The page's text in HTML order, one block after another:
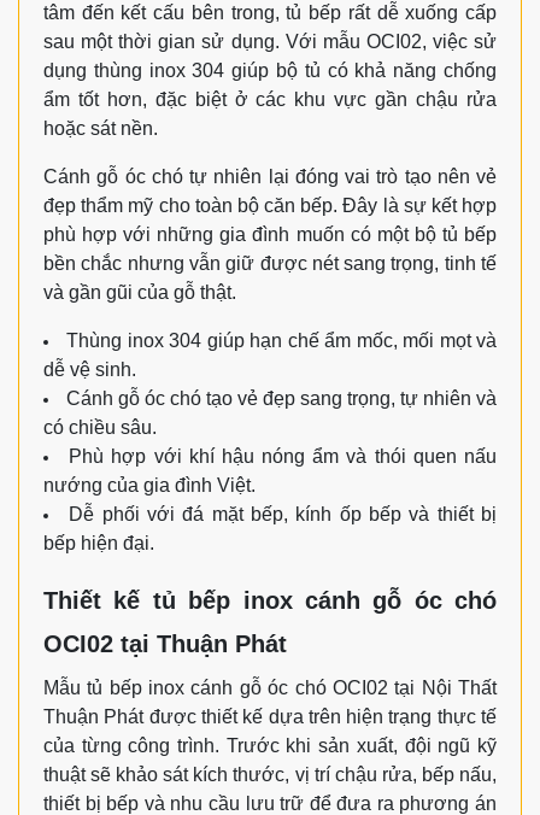
tâm đến kết cấu bên trong, tủ bếp rất dễ xuống cấp
sau một thời gian sử dụng. Với mẫu OCI02, việc sử
dụng thùng inox 304 giúp bộ tủ có khả năng chống
ẩm tốt hơn, đặc biệt ở các khu vực gần chậu rửa
hoặc sát nền.
Cánh gỗ óc chó tự nhiên lại đóng vai trò tạo nên vẻ
đẹp thẩm mỹ cho toàn bộ căn bếp. Đây là sự kết hợp
phù hợp với những gia đình muốn có một bộ tủ bếp
bền chắc nhưng vẫn giữ được nét sang trọng, tinh tế
và gần gũi của gỗ thật.
Thùng inox 304 giúp hạn chế ẩm mốc, mối mọt và
dễ vệ sinh.
Cánh gỗ óc chó tạo vẻ đẹp sang trọng, tự nhiên và
có chiều sâu.
Phù hợp với khí hậu nóng ẩm và thói quen nấu
nướng của gia đình Việt.
Dễ phối với đá mặt bếp, kính ốp bếp và thiết bị
bếp hiện đại.
Thiết kế tủ bếp inox cánh gỗ óc chó
OCI02 tại Thuận Phát
Mẫu tủ bếp inox cánh gỗ óc chó OCI02 tại Nội Thất
Thuận Phát được thiết kế dựa trên hiện trạng thực tế
của từng công trình. Trước khi sản xuất, đội ngũ kỹ
thuật sẽ khảo sát kích thước, vị trí chậu rửa, bếp nấu,
thiết bị bếp và nhu cầu lưu trữ để đưa ra phương án